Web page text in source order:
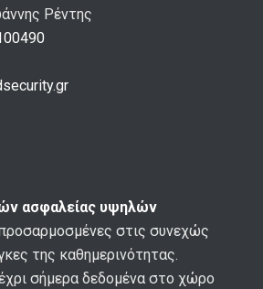
Ρέντης
ασφαλείας υψηλών
στις συνεχώς
της καθημερινότητας.
σήμερα δεδομένα στο χώρο